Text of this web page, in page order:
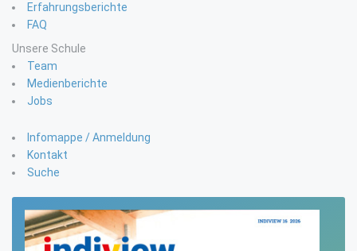
Erfahrungsberichte
FAQ
Unsere Schule
Team
Medienberichte
Jobs
Infomappe / Anmeldung
Kontakt
Suche